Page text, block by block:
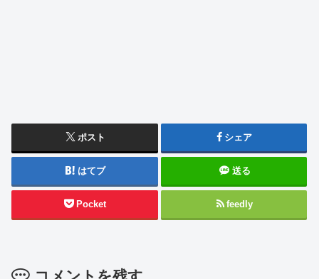
ポスト シェア
はてブ 送る
Pocket feedly